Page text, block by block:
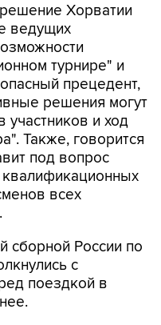
Хорватии
ведущих
турнире" и
прецедент,
решения могут
участников и ход
Также, говорится
под вопрос
квалификационных
всех
сборной России по
с
поездкой в